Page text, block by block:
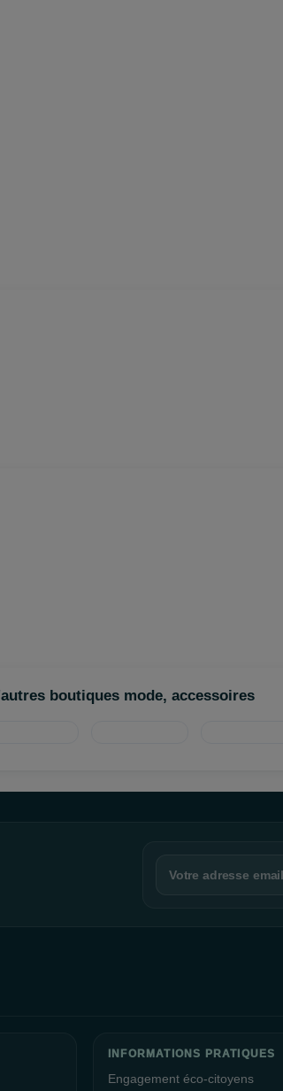
boutiques mode, accessoires
INFORMATIONS PRATIQUES
Engagement éco-citoyens